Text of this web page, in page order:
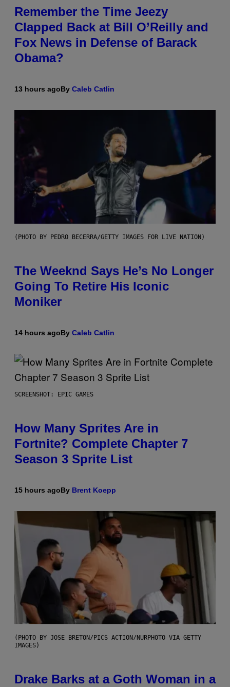
Remember the Time Jeezy
Clapped Back at Bill O’Reilly and
Fox News in Defense of Barack
Obama?
13 hours agoBy Caleb Catlin
(PHOTO BY PEDRO BECERRA/GETTY IMAGES FOR LIVE NATION)
The Weeknd Says He’s No Longer
Going To Retire His Iconic
Moniker
14 hours agoBy Caleb Catlin
SCREENSHOT: EPIC GAMES
How Many Sprites Are in
Fortnite? Complete Chapter 7
Season 3 Sprite List
15 hours agoBy Brent Koepp
(PHOTO BY JOSE BRETON/PICS ACTION/NURPHOTO VIA GETTY
IMAGES)
Drake Barks at a Goth Woman in a